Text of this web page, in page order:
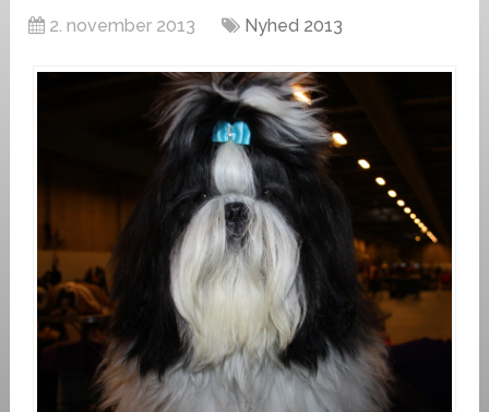
2. november 2013 Nyhed 2013